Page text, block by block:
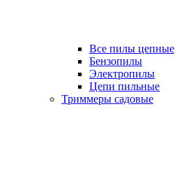
Все пилы цепные
Бензопилы
Электропилы
Цепи пильные
Триммеры садовые